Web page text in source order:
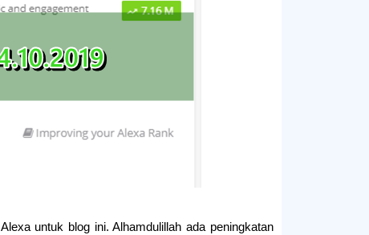
untuk blog ini. Alhamdulillah ada peningkatan